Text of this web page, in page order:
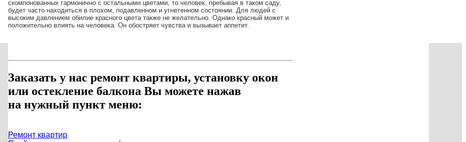
скомпонованных гармонично с остальными цветами, то человек, пребывая в таком саду,
будет часто находиться в плохом, подавленном и угнетенном состоянии. Для людей с
высоким давлением обилие красного цвета также не желательно. Однако красный может и
положительно влиять на человека. Он обостряет чувства и вызывает аппетит.
Заказать у нас ремонт квартиры, установку окон
или остекление балкона Вы можете нажав
на нужный пункт меню:
Ремонт квартир